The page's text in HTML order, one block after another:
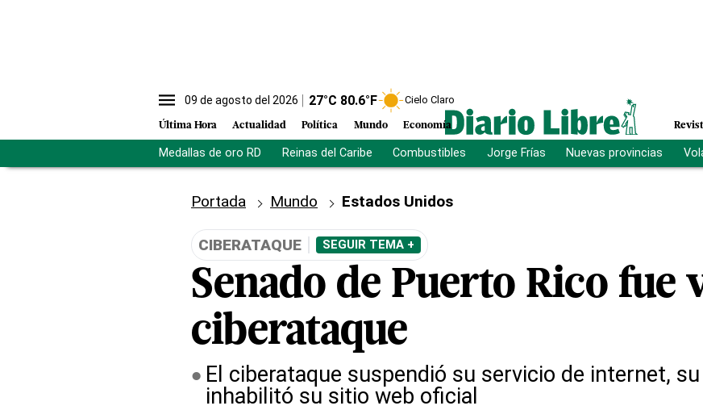
09 de agosto del 2026 27°C 80.6°F Cielo Claro
Última Hora Actualidad Política Mundo Economía
Medallas de oro RD Reinas del Caribe Combustibles Jorge Frías Nuevas provincias
Portada Mundo Estados Unidos
CIBERATAQUE SEGUIR TEMA +
Senado de Puerto Rico fue
ciberataque
El ciberataque suspendió su servicio de internet,
inhabilitó su sitio web oficial